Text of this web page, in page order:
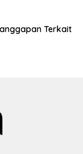
Terkait